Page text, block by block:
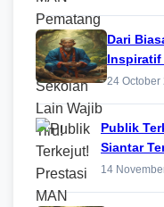
Dari
Inspiratif
24 October
Publik
Siantar
14